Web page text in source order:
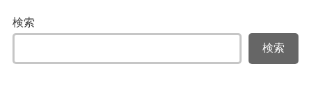
検索
検索